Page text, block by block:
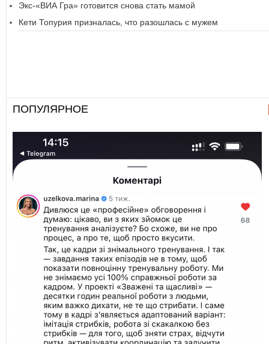
Экс-«ВИА Гра» готовится снова стать мамой
Кети Топурия призналась, что разошлась с мужем
ПОПУЛЯРНОЕ